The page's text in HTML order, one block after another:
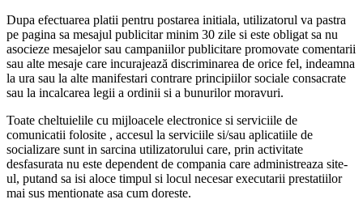
Dupa efectuarea platii pentru postarea initiala, utilizatorul va pastra
pe pagina sa mesajul publicitar minim 30 zile si este obligat sa nu
asocieze mesajelor sau campaniilor publicitare promovate comentarii
sau alte mesaje care incurajează discriminarea de orice fel, indeamna
la ura sau la alte manifestari contrare principiilor sociale consacrate
sau la incalcarea legii a ordinii si a bunurilor moravuri.
Toate cheltuielile cu mijloacele electronice si serviciile de
comunicatii folosite , accesul la serviciile si/sau aplicatiile de
socializare sunt in sarcina utilizatorului care, prin activitate
desfasurata nu este dependent de compania care administreaza site-
ul, putand sa isi aloce timpul si locul necesar executarii prestatiilor
mai sus mentionate asa cum doreste.